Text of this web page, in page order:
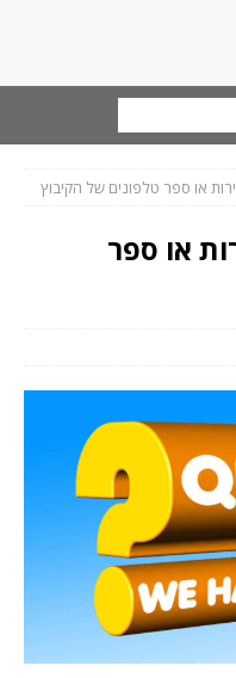
או ספר טלפונים של הקיבוץ
או ספר